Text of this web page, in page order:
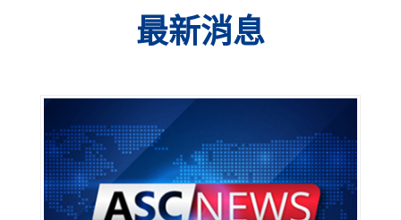
最新消息